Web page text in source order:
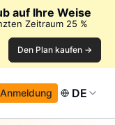
auf Ihre Weise
Zeitraum 25 %
Den Plan kaufen →
DE